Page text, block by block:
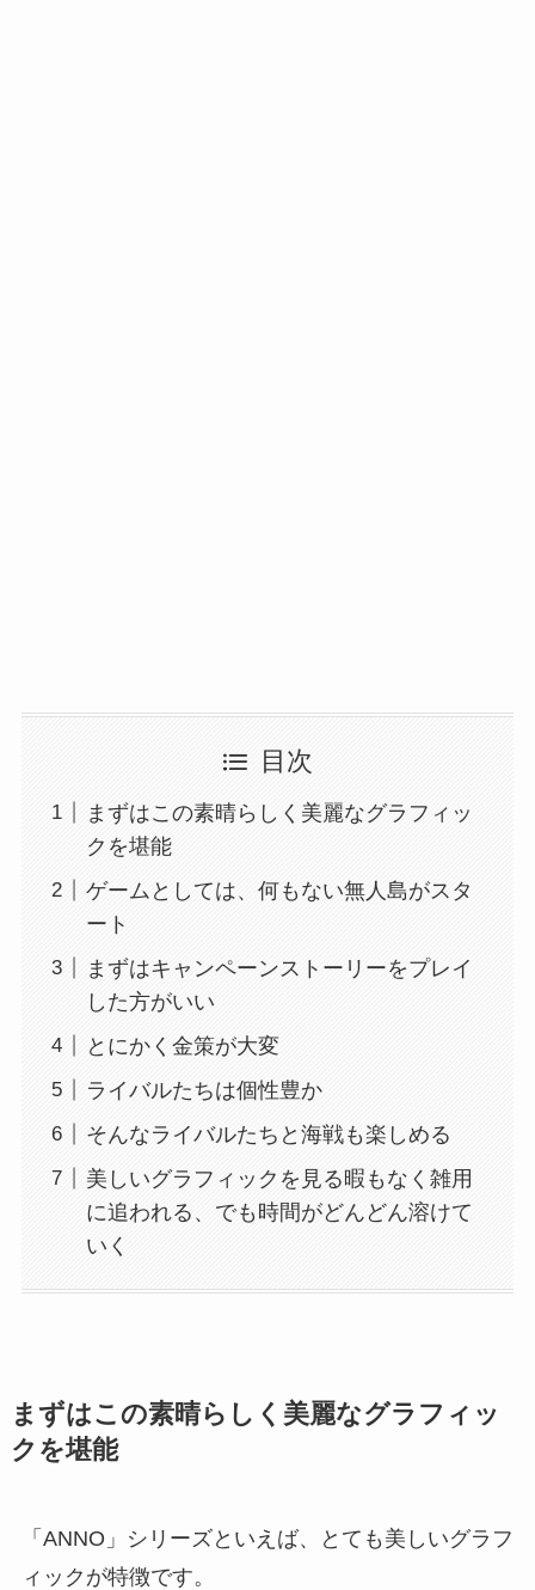
目次
まずはこの素晴らしく美麗なグラフィッ
クを堪能
ゲームとしては、何もない無人島がスタ
ート
まずはキャンペーンストーリーをプレイ
した方がいい
とにかく金策が大変
ライバルたちは個性豊か
そんなライバルたちと海戦も楽しめる
美しいグラフィックを見る暇もなく雑用
に追われる、でも時間がどんどん溶けて
いく
まずはこの素晴らしく美麗なグラフィッ
クを堪能
「ANNO」シリーズといえば、とても美しいグラフ
ィックが特徴です。